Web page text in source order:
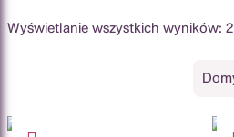
Wyświetlanie wszystkich wyników: 2